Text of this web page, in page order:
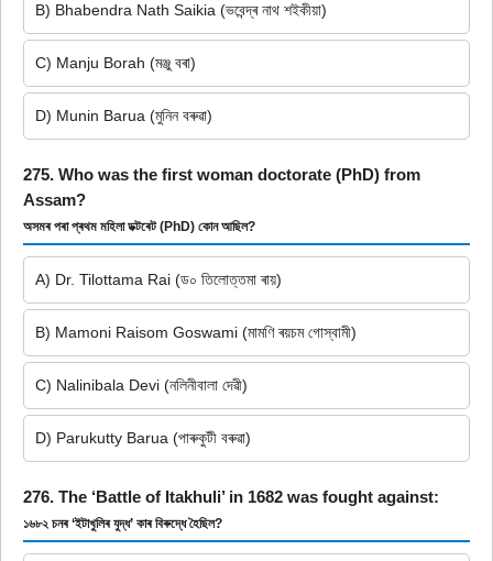
B) Bhabendra Nath Saikia (ভবেন্দ্ৰ নাথ শইকীয়া)
C) Manju Borah (মঞ্জু বৰা)
D) Munin Barua (মুনিন বৰুৱা)
275. Who was the first woman doctorate (PhD) from
Assam?
অসমৰ পৰা প্ৰথম মহিলা ডক্টৰেট (PhD) কোন আছিল?
A) Dr. Tilottama Rai (ড০ তিলোত্তমা ৰায়)
B) Mamoni Raisom Goswami (মামণি ৰয়চম গোস্বামী)
C) Nalinibala Devi (নলিনীবালা দেৱী)
D) Parukutty Barua (পাৰুকুটী বৰুৱা)
276. The ‘Battle of Itakhuli’ in 1682 was fought against:
১৬৮২ চনৰ ‘ইটাখুলিৰ যুদ্ধ’ কাৰ বিৰুদ্ধে হৈছিল?